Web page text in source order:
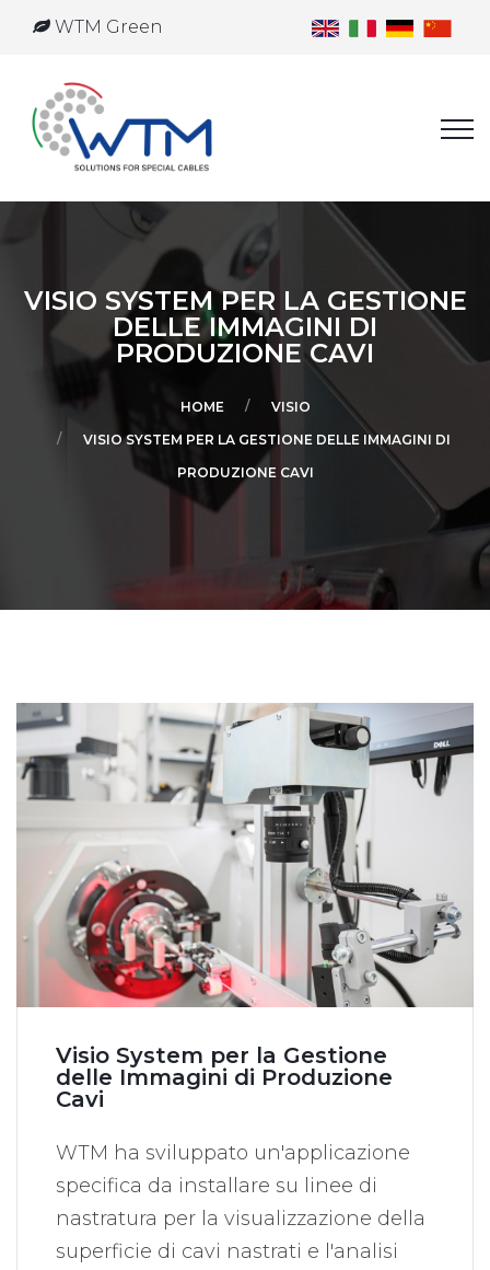
WTM Green
VISIO SYSTEM PER LA GESTIONE
DELLE IMMAGINI DI
PRODUZIONE CAVI
HOME
VISIO
VISIO SYSTEM PER LA GESTIONE DELLE IMMAGINI DI
PRODUZIONE CAVI
Visio System per la Gestione
delle Immagini di Produzione
Cavi
WTM ha sviluppato un'applicazione
specifica da installare su linee di
nastratura per la visualizzazione della
superficie di cavi nastrati e l'analisi